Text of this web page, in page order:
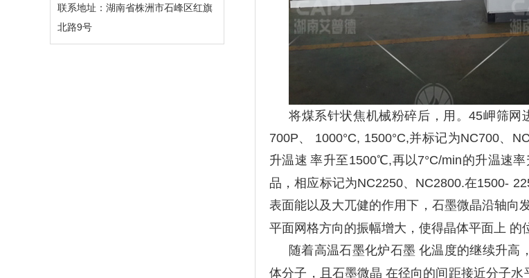
联系地址：湖南省株洲市石峰区红旗
北路9号
将煤系针状焦机械粉碎后，用。45岬筛网
700P、 1000°C, 1500°C,并标记为NC700、
升温速 率升至1500℃,再以7°C/min的升温速率
品，相应标记为NC2250、NC2800.在1500-
表面能以及大兀健的作用下，石墨微晶沿轴向
平面网格方向的振幅增大，使得晶体平面上 的
随着高温石墨化炉石墨 化温度的继续升高
体分子，且石墨微晶 在径向的间距接近分子水